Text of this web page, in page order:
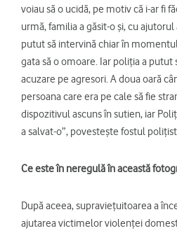
voiau să o ucidă, pe motiv că i-ar fi
urmă, familia a găsit-o și, cu
putut să intervină chiar în
gata să o omoare. Iar poliția a putut
acuzare pe agresori. A doua oară
persoana care era pe cale să fie
dispozitivul ascuns în sutien, iar
a salvat-o”, povestește fostul
Ce este în neregulă în această
După aceea, supraviețuitoarea a
ajutarea victimelor violenței